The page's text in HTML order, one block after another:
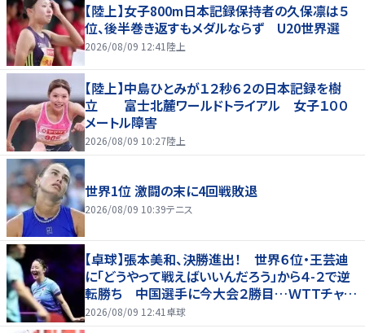
【陸上】女子800m日本記録保持者の久保凛は５
位、後半巻き返すもメダルならず U20世界選
2026/08/09 12:41 陸上
【陸上】中島ひとみが１２秒６２の日本記録を樹
立 富士北麓ワールドトライアル 女子１００
メートル障害
2026/08/09 10:27陸上
世界1位 激闘の末に4回戦敗退
2026/08/09 10:39テニス
【卓球】張本美和、決勝進出！ 世界６位・王芸迪
に「どうやって戦えばいいんだろう」から４-２で逆
転勝ち 中国選手に今大会２勝目…ＷＴＴチャン
ピオンズ横浜
2026/08/09 12:41 卓球